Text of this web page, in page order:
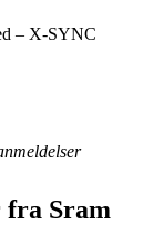
– X-SYNC
fra Sram